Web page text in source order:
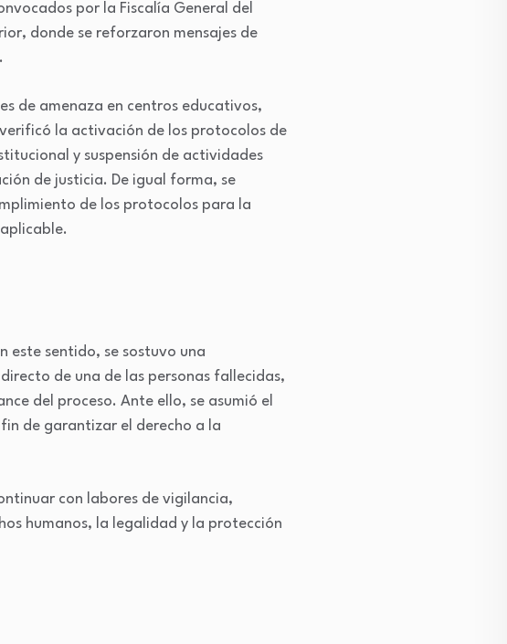
por la Fiscalía General del
donde se reforzaron mensajes de
de amenaza en centros educativos,
la activación de los protocolos de
y suspensión de actividades
de justicia. De igual forma, se
de los protocolos para la
este sentido, se sostuvo una
de una de las personas fallecidas,
del proceso. Ante ello, se asumió el
de garantizar el derecho a la
con labores de vigilancia,
humanos, la legalidad y la protección